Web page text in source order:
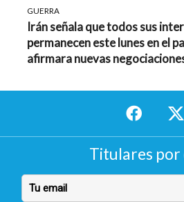
GUERRA
Irán señala que todos sus
permanecen este lunes en el
afirmara nuevas
Titulares por